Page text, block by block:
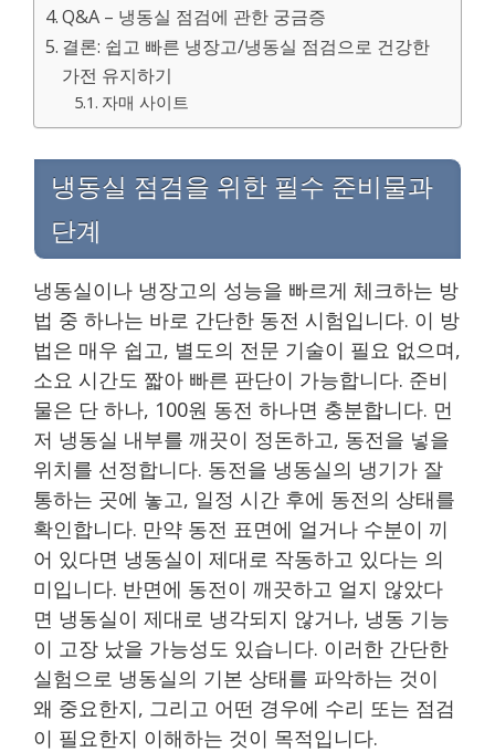
Q&A – 냉동실 점검에 관한 궁금증
결론: 쉽고 빠른 냉장고/냉동실 점검으로 건강한
가전 유지하기
자매 사이트
냉동실 점검을 위한 필수 준비물과
단계
냉동실이나 냉장고의 성능을 빠르게 체크하는 방
법 중 하나는 바로 간단한 동전 시험입니다. 이 방
법은 매우 쉽고, 별도의 전문 기술이 필요 없으며,
소요 시간도 짧아 빠른 판단이 가능합니다. 준비
물은 단 하나, 100원 동전 하나면 충분합니다. 먼
저 냉동실 내부를 깨끗이 정돈하고, 동전을 넣을
위치를 선정합니다. 동전을 냉동실의 냉기가 잘
통하는 곳에 놓고, 일정 시간 후에 동전의 상태를
확인합니다. 만약 동전 표면에 얼거나 수분이 끼
어 있다면 냉동실이 제대로 작동하고 있다는 의
미입니다. 반면에 동전이 깨끗하고 얼지 않았다
면 냉동실이 제대로 냉각되지 않거나, 냉동 기능
이 고장 났을 가능성도 있습니다. 이러한 간단한
실험으로 냉동실의 기본 상태를 파악하는 것이
왜 중요한지, 그리고 어떤 경우에 수리 또는 점검
이 필요한지 이해하는 것이 목적입니다.